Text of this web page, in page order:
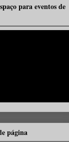
para eventos de
página